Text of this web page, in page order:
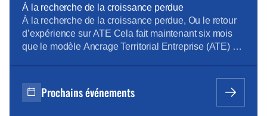
partage entre collègues. Au plaisir de vous retrouver
dès le mois de septembre !
À la recherche de la croissance perdue
À la recherche de la croissance perdue, Ou le retour
d’expérience sur ATE Cela fait maintenant six mois
que le modèle Ancrage Territorial Entreprise (ATE) est
sont trompeurs. Le management est devenu hyper
contrôlant et bride l’autonomie des équipes. Les […]
Prochains événements